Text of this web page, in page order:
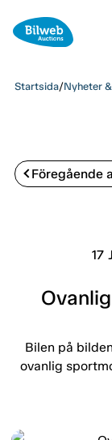
Startsida/Nyheter
Föregående
17
Bilen på
ovanlig